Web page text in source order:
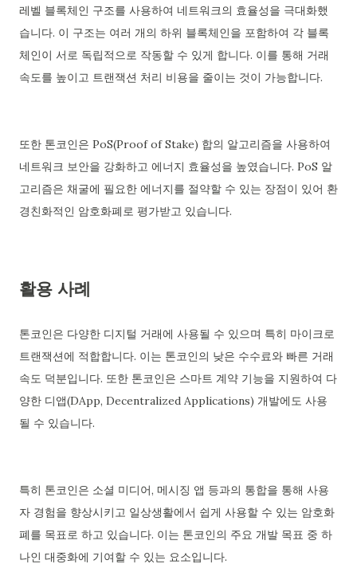
레벨 블록체인 구조를 사용하여 네트워크의 효율성을 극대화했
습니다. 이 구조는 여러 개의 하위 블록체인을 포함하여 각 블록
체인이 서로 독립적으로 작동할 수 있게 합니다. 이를 통해 거래
속도를 높이고 트랜잭션 처리 비용을 줄이는 것이 가능합니다.
또한 톤코인은 PoS(Proof of Stake) 합의 알고리즘을 사용하여
네트워크 보안을 강화하고 에너지 효율성을 높였습니다. PoS 알
고리즘은 채굴에 필요한 에너지를 절약할 수 있는 장점이 있어 환
경친화적인 암호화폐로 평가받고 있습니다.
활용 사례
톤코인은 다양한 디지털 거래에 사용될 수 있으며 특히 마이크로
트랜잭션에 적합합니다. 이는 톤코인의 낮은 수수료와 빠른 거래
속도 덕분입니다. 또한 톤코인은 스마트 계약 기능을 지원하여 다
양한 디앱(DApp, Decentralized Applications) 개발에도 사용
될 수 있습니다.
특히 톤코인은 소셜 미디어, 메시징 앱 등과의 통합을 통해 사용
자 경험을 향상시키고 일상생활에서 쉽게 사용할 수 있는 암호화
폐를 목표로 하고 있습니다. 이는 톤코인의 주요 개발 목표 중 하
나인 대중화에 기여할 수 있는 요소입니다.